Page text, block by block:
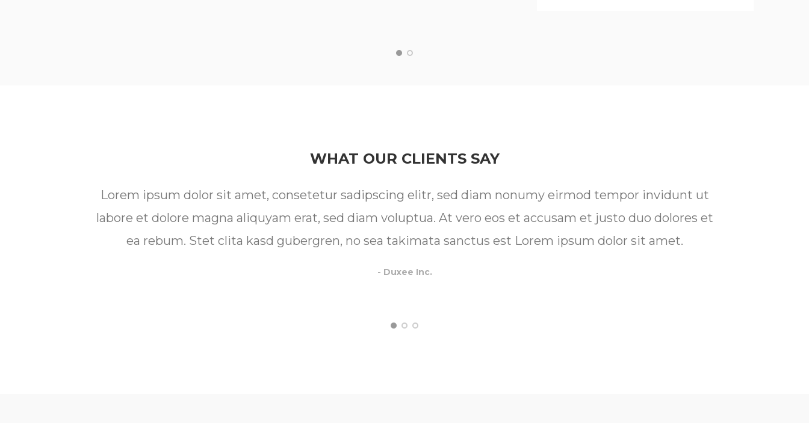
WHAT OUR CLIENTS SAY
Lorem ipsum dolor sit amet, consetetur sadipscing elitr, sed diam nonumy eirmod tempor invidunt ut
labore et dolore magna aliquyam erat, sed diam voluptua. At vero eos et accusam et justo duo dolores et
ea rebum. Stet clita kasd gubergren, no sea takimata sanctus est Lorem ipsum dolor sit amet.
- Duxee Inc.